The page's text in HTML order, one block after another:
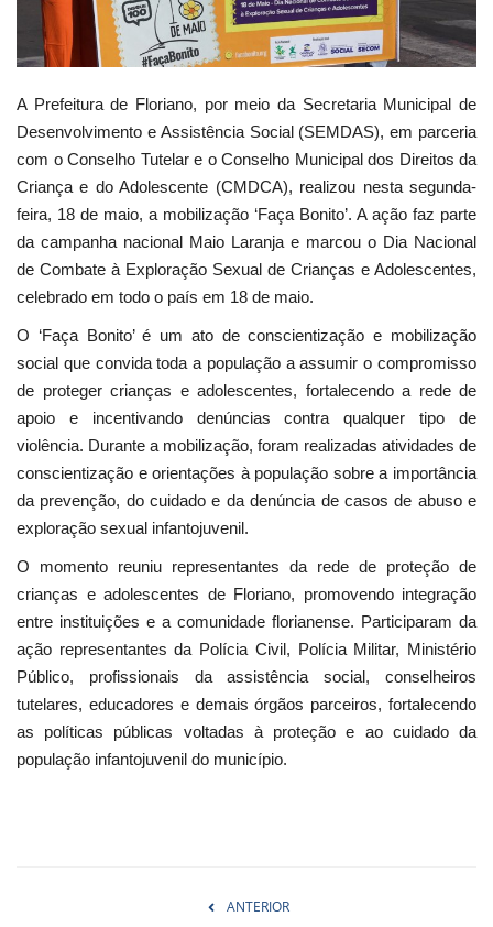
A Prefeitura de Floriano, por meio da Secretaria Municipal de
Desenvolvimento e Assistência Social (SEMDAS), em parceria
com o Conselho Tutelar e o Conselho Municipal dos Direitos da
Criança e do Adolescente (CMDCA), realizou nesta segunda-
feira, 18 de maio, a mobilização ‘Faça Bonito’. A ação faz parte
da campanha nacional Maio Laranja e marcou o Dia Nacional
de Combate à Exploração Sexual de Crianças e Adolescentes,
celebrado em todo o país em 18 de maio.
O ‘Faça Bonito’ é um ato de conscientização e mobilização
social que convida toda a população a assumir o compromisso
de proteger crianças e adolescentes, fortalecendo a rede de
apoio e incentivando denúncias contra qualquer tipo de
violência. Durante a mobilização, foram realizadas atividades de
conscientização e orientações à população sobre a importância
da prevenção, do cuidado e da denúncia de casos de abuso e
exploração sexual infantojuvenil.
O momento reuniu representantes da rede de proteção de
crianças e adolescentes de Floriano, promovendo integração
entre instituições e a comunidade florianense. Participaram da
ação representantes da Polícia Civil, Polícia Militar, Ministério
Público, profissionais da assistência social, conselheiros
tutelares, educadores e demais órgãos parceiros, fortalecendo
as políticas públicas voltadas à proteção e ao cuidado da
população infantojuvenil do município.
ANTERIOR